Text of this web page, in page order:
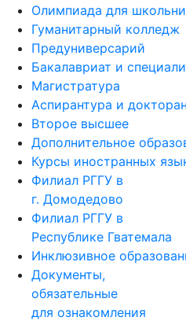
Олимпиада для
Гуманитарный колледж
Предуниверсарий
Бакалавриат и
Магистратура
Аспирантура и
Второе высшее
Дополнительное
Курсы иностранных
Филиал РГГУ в
г. Домодедово
Филиал РГГУ в
Республике Гватемала
Инклюзивное
Документы,
обязательные
для ознакомления